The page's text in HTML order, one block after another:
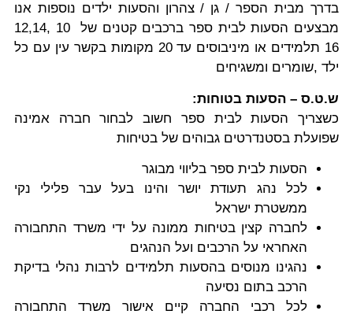
בדרך מבית הספר / גן / צהרון והסעות ילדים נוספות אנו
מבצעים הסעות לבית ספר ברכבים קטנים של 10 ,12,14
16 תלמידים או מיניבוסים עד 20 מקומות בקשר עין עם כל
ילד ,שומרים ומשגיחים
ש.ט.ס – הסעות בטוחות:
כשצריך הסעות לבית ספר חשוב לבחור חברה אמינה
שפועלת בסטנדרטים גבוהים של בטיחות
הסעות לבית ספר בליווי מבוגר
לכל נהג תעודת יושר והינו בעל עבר פלילי נקי
ממשטרת ישראל
לחברה קצין בטיחות ממונה על ידי משרד התחבורה
האחראי על הרכבים ועל הנהגים
נהגינו מנוסים בהסעות תלמידים לרבות נהלי בדיקת
הרכב בתום נסיעה
לכל רכבי החברה קיים אישור משרד התחבורה